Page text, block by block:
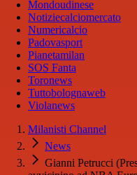
Mondoudinese
Notiziecalciomercato
Numericalcio
Padovasport
Pianetamilan
SOS Fanta
Toronews
Tuttobolognaweb
Violanews
Milanisti Channel
News
Gianni Petrucci